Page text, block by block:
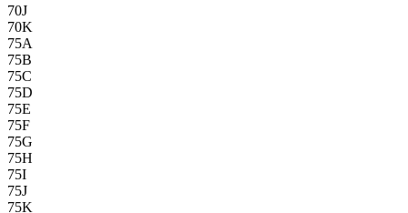
70J
70K
75A
75B
75C
75D
75E
75F
75G
75H
75I
75J
75K